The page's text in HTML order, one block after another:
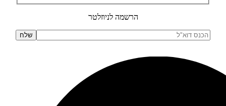
הרשמה לניוזלטר